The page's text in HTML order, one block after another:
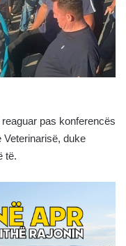
pas konferencës
duke
të.